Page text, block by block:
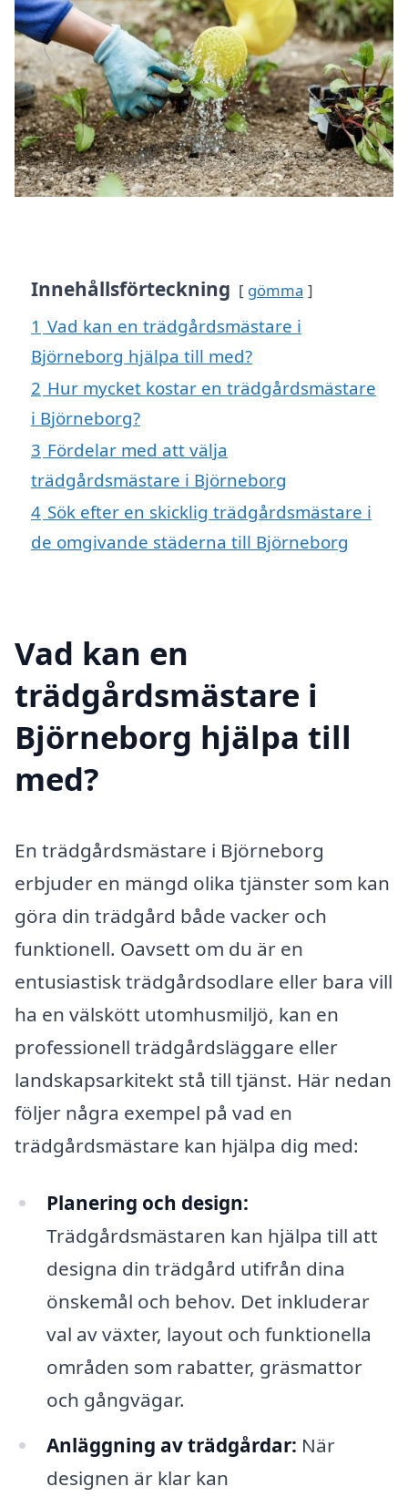
Innehållsförteckning gömma
1 Vad kan en trädgårdsmästare i
Björneborg hjälpa till med?
2 Hur mycket kostar en trädgårdsmästare
i Björneborg?
3 Fördelar med att välja
trädgårdsmästare i Björneborg
4 Sök efter en skicklig trädgårdsmästare i
de omgivande städerna till Björneborg
Vad kan en
trädgårdsmästare i
Björneborg hjälpa till
med?
En trädgårdsmästare i Björneborg
erbjuder en mängd olika tjänster som kan
göra din trädgård både vacker och
funktionell. Oavsett om du är en
entusiastisk trädgårdsodlare eller bara vill
ha en välskött utomhusmiljö, kan en
professionell trädgårdsläggare eller
landskapsarkitekt stå till tjänst. Här nedan
följer några exempel på vad en
trädgårdsmästare kan hjälpa dig med:
Planering och design:
Trädgårdsmästaren kan hjälpa till att
designa din trädgård utifrån dina
önskemål och behov. Det inkluderar
val av växter, layout och funktionella
områden som rabatter, gräsmattor
och gångvägar.
Anläggning av trädgårdar: När
designen är klar kan